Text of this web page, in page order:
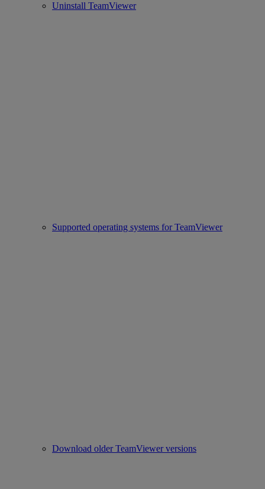
Uninstall TeamViewer
Supported operating systems for TeamViewer
Download older TeamViewer versions